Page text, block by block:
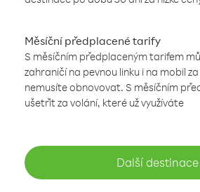
Měsíční předplacené tarify
S měsíčním předplaceným tarifem
zahraničí na pevnou linku i na mobil
nemusíte obnovovat. S měsíčním
ušetřit za volání, které už využíváte
Další destinace